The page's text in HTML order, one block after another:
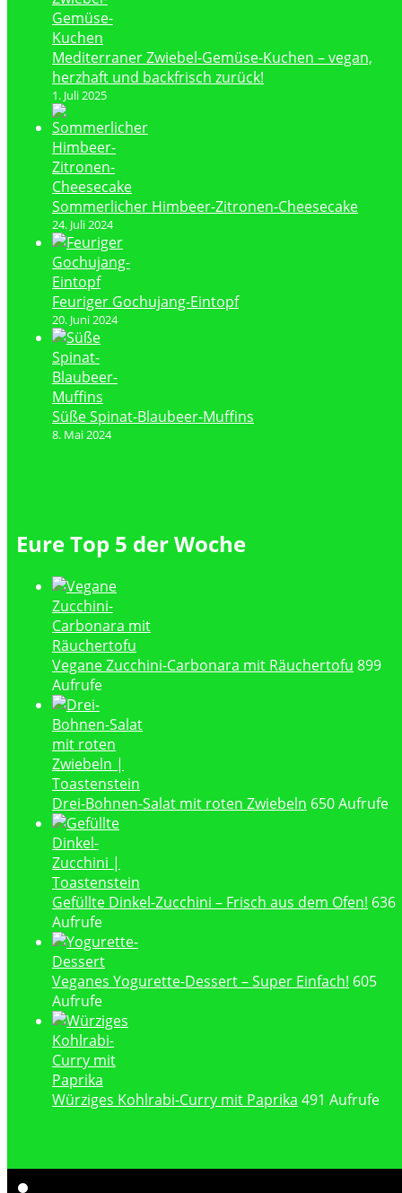
Mediterraner Zwiebel-Gemüse-Kuchen – vegan,
herzhaft und backfrisch zurück!
1. Juli 2025
Sommerlicher Himbeer-Zitronen-Cheesecake
24. Juli 2024
Feuriger Gochujang-Eintopf
20. Juni 2024
Süße Spinat-Blaubeer-Muffins
8. Mai 2024
Eure Top 5 der Woche
Vegane Zucchini-Carbonara mit Räuchertofu 899
Aufrufe
Drei-Bohnen-Salat mit roten Zwiebeln 650 Aufrufe
Gefüllte Dinkel-Zucchini – Frisch aus dem Ofen! 636
Aufrufe
Veganes Yogurette-Dessert – Super Einfach! 605
Aufrufe
Würziges Kohlrabi-Curry mit Paprika 491 Aufrufe